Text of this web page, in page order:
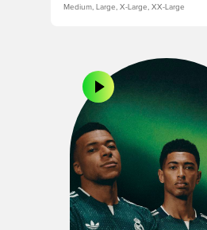
Medium, Large, X-Large, XX-Large